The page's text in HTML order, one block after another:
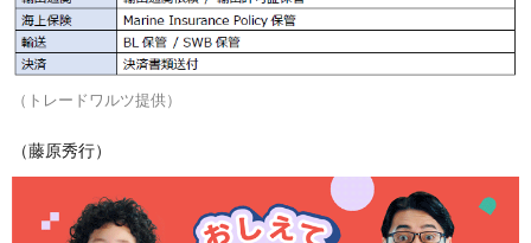
（トレードワルツ提供）
（藤原秀行）